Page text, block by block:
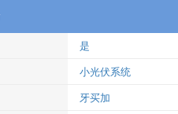
是
小光伏系统
牙买加